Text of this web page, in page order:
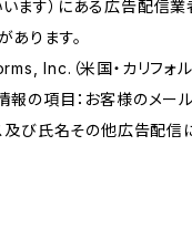
ます）にある広告配信
あります。
Inc.（米国・カリフォル
報の項目：お客様のメー
及び氏名その他広告配信